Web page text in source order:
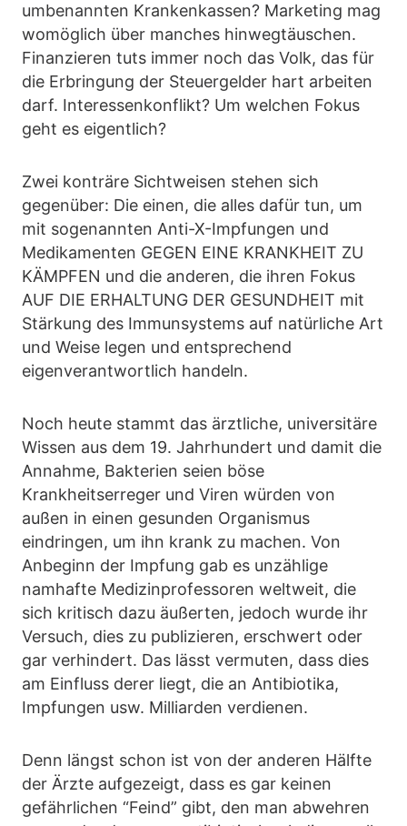
umbenannten Krankenkassen? Marketing mag
womöglich über manches hinwegtäuschen.
Finanzieren tuts immer noch das Volk, das für
die Erbringung der Steuergelder hart arbeiten
darf. Interessenkonflikt? Um welchen Fokus
geht es eigentlich?
Zwei konträre Sichtweisen stehen sich
gegenüber: Die einen, die alles dafür tun, um
mit sogenannten Anti-X-Impfungen und
Medikamenten GEGEN EINE KRANKHEIT ZU
KÄMPFEN und die anderen, die ihren Fokus
AUF DIE ERHALTUNG DER GESUNDHEIT mit
Stärkung des Immunsystems auf natürliche Art
und Weise legen und entsprechend
eigenverantwortlich handeln.
Noch heute stammt das ärztliche, universitäre
Wissen aus dem 19. Jahrhundert und damit die
Annahme, Bakterien seien böse
Krankheitserreger und Viren würden von
außen in einen gesunden Organismus
eindringen, um ihn krank zu machen. Von
Anbeginn der Impfung gab es unzählige
namhafte Medizinprofessoren weltweit, die
sich kritisch dazu äußerten, jedoch wurde ihr
Versuch, dies zu publizieren, erschwert oder
gar verhindert. Das lässt vermuten, dass dies
am Einfluss derer liegt, die an Antibiotika,
Impfungen usw. Milliarden verdienen.
Denn längst schon ist von der anderen Hälfte
der Ärzte aufgezeigt, dass es gar keinen
gefährlichen “Feind” gibt, den man abwehren